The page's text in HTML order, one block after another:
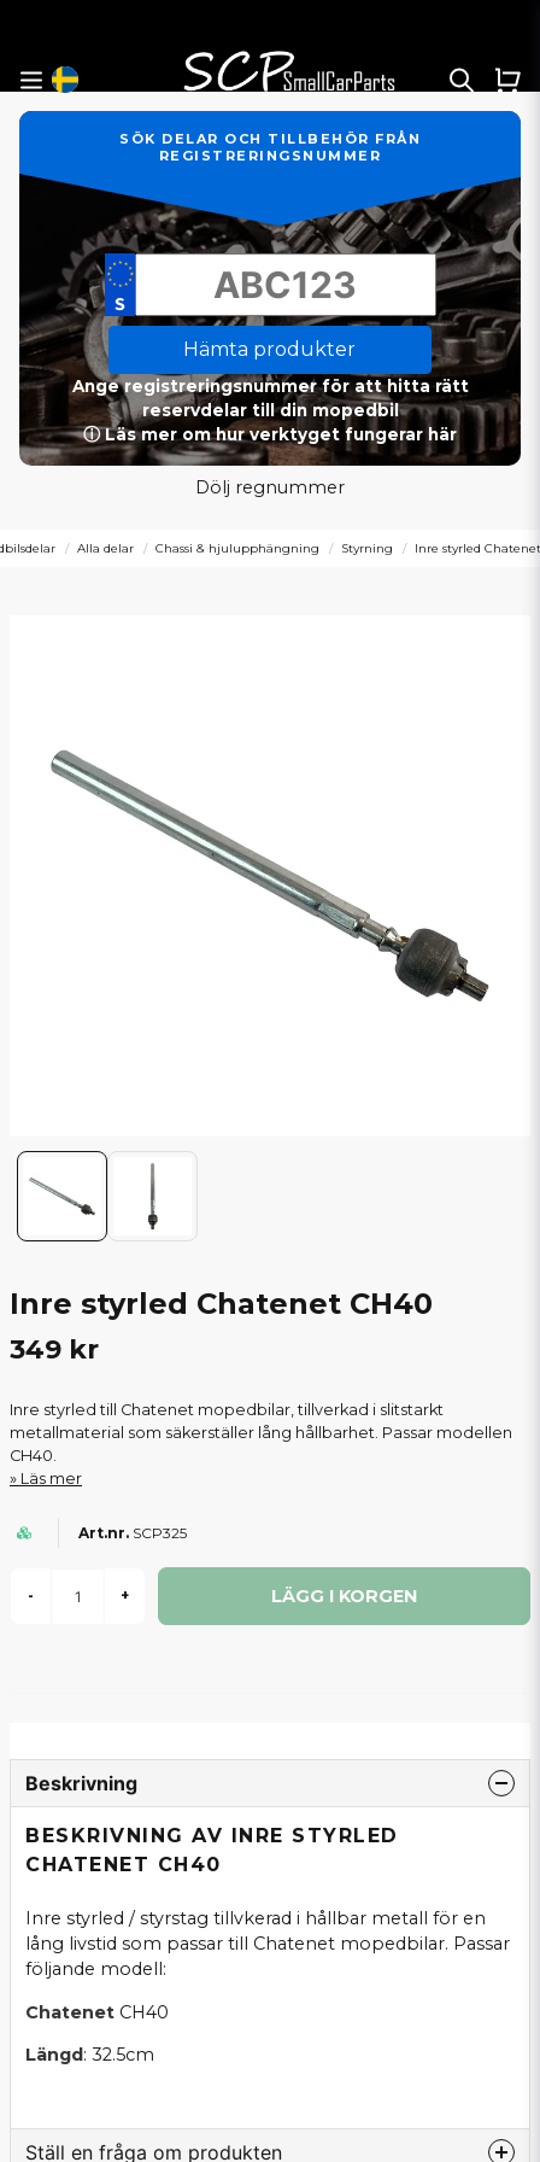
SÖK DELAR OCH TILLBEHÖR FRÅN
REGISTRERINGSNUMMER
Hämta produkter
Ange registreringsnummer för att hitta rätt
reservdelar till din mopedbil
ⓘ Läs mer om hur verktyget fungerar här
Dölj regnummer
Alla delar Chassi & hjulupphängning Styrning Inre styrled
Inre styrled Chatenet CH40
349 kr
Inre styrled till Chatenet mopedbilar, tillverkad i slitstarkt
metallmaterial som säkerställer lång hållbarhet. Passar modellen
CH40.
Läs mer
SCP325
- + LÄGG I KORGEN
Beskrivning
BESKRIVNING AV INRE STYRLED
CHATENET CH40
Inre styrled / styrstag tillvkerad i hållbar metall för en
lång livstid som passar till Chatenet mopedbilar. Passar
följande modell:
Chatenet CH40
Längd: 32.5cm
Ställ en fråga om produkten